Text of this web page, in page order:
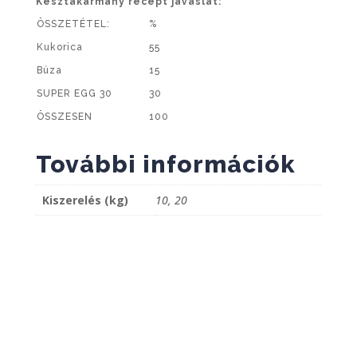
ÖSSZETÉTEL:
%
Kukorica 55
Búza 15
SUPER EGG 30 30
ÖSSZESEN 100
További információk
Kiszerelés (kg) 10, 20